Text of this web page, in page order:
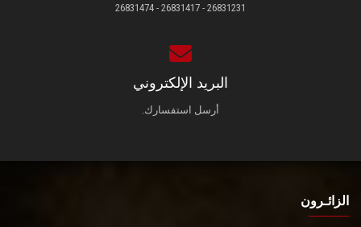
26831231 - 26831417 - 26831474
البريد الإلكتروني
أرسل استفسارك.
الزائـرون